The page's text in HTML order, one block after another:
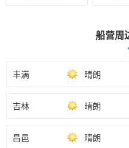
船营周
丰满 晴朗
吉林 晴朗
昌邑 晴朗